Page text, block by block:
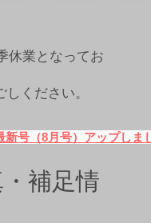
休業となってお
ください。
新号（8月号）アップしま
補足情